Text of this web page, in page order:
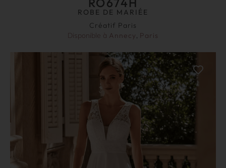
ROBE DE MARIÉE
Créatif Paris
Disponible à Annecy, Paris